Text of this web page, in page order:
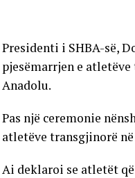
Presidenti i SHBA-së,
pjesëmarrjen e
Anadolu.
Pas një ceremonie
atletëve transgjinorë
Ai deklaroi se atletët që